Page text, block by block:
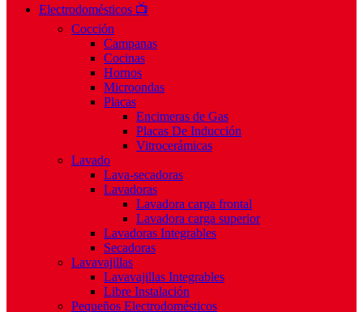
Electrodomésticos 📺
Cocción
Campanas
Cocinas
Hornos
Microondas
Placas
Encimeras de Gas
Placas De Inducción
Vitrocerámicas
Lavado
Lava-secadoras
Lavadoras
Lavadora carga frontal
Lavadora carga superior
Lavadoras Integrables
Secadoras
Lavavajillas
Lavavajillas Integrables
Libre Instalación
Pequeños Electrodomésticos